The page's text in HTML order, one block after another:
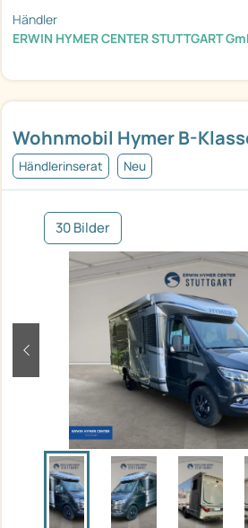
Wohnmobil Hymer B-
Händlerinserat Neu
30 Bilder
zurück
Händler
ERWIN HYMER CENTER STUTTGART